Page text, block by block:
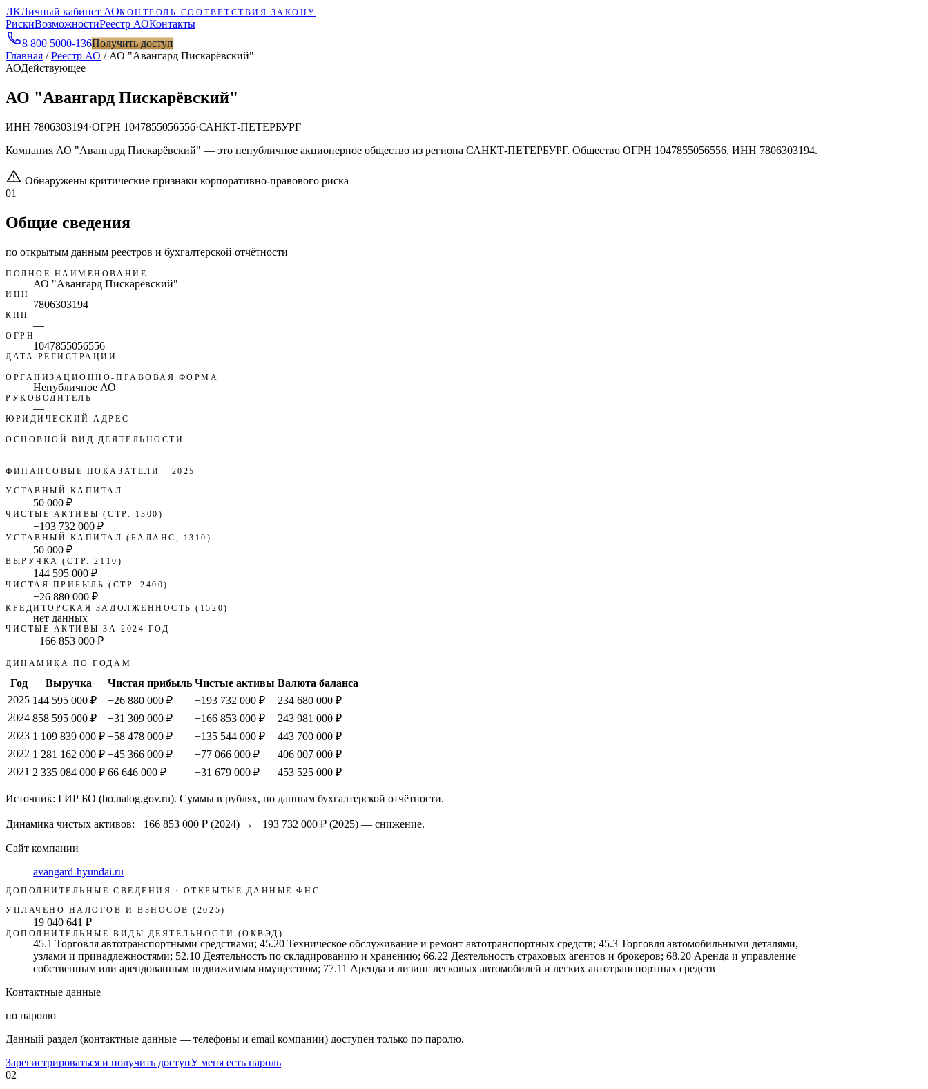
ЛКЛичный кабинет АОКОНТРОЛЬ СООТВЕТСТВИЯ ЗАКОНУ
РискиВозможностиРеестр АОКонтакты
8 800 5000-136Получить доступ
Главная /Реестр АО / АО "Авангард Пискарёвский"
АОДействующее
АО "Авангард Пискарёвский"
ИНН 7806303194·ОГРН 1047855056556·САНКТ-ПЕТЕРБУРГ
Компания АО "Авангард Пискарёвский" — это непубличное акционерное общество из региона САНКТ-ПЕТЕРБУРГ. Общество ОГРН 1047855056556, ИНН 7806303194.
Обнаружены критические признаки корпоративно-правового риска
01
Общие сведения
по открытым данным реестров и бухгалтерской отчётности
ПОЛНОЕ НАИМЕНОВАНИЕ
АО "Авангард Пискарёвский"
ИНН
7806303194
КПП
—
ОГРН
1047855056556
ДАТА РЕГИСТРАЦИИ
—
ОРГАНИЗАЦИОННО-ПРАВОВАЯ ФОРМА
Непубличное АО
РУКОВОДИТЕЛЬ
—
ЮРИДИЧЕСКИЙ АДРЕС
—
ОСНОВНОЙ ВИД ДЕЯТЕЛЬНОСТИ
—
ФИНАНСОВЫЕ ПОКАЗАТЕЛИ · 2025
УСТАВНЫЙ КАПИТАЛ
50 000 ₽
ЧИСТЫЕ АКТИВЫ (СТР. 1300)
−193 732 000 ₽
УСТАВНЫЙ КАПИТАЛ (БАЛАНС, 1310)
50 000 ₽
ВЫРУЧКА (СТР. 2110)
144 595 000 ₽
ЧИСТАЯ ПРИБЫЛЬ (СТР. 2400)
−26 880 000 ₽
КРЕДИТОРСКАЯ ЗАДОЛЖЕННОСТЬ (1520)
нет данных
ЧИСТЫЕ АКТИВЫ ЗА 2024 ГОД
−166 853 000 ₽
ДИНАМИКА ПО ГОДАМ
Год Выручка Чистая прибыль Чистые активы Валюта баланса
2025 144 595 000 ₽ −26 880 000 ₽ −193 732 000 ₽
234 680 000 ₽
2024 858 595 000 ₽ −31 309 000 ₽ −166 853 000 ₽
243 981 000 ₽
2023 1 109 839 000 ₽ −58 478 000 ₽ −135 544 000 ₽
443 700 000 ₽
2022 1 281 162 000 ₽ −45 366 000 ₽ −77 066 000 ₽
406 007 000 ₽
2021 2 335 084 000 ₽ 66 646 000 ₽ −31 679 000 ₽ 453 525 000 ₽
Источник: ГИР БО (bo.nalog.gov.ru). Суммы в рублях, по данным бухгалтерской отчётности.
Динамика чистых активов: −166 853 000 ₽ (2024) → −193 732 000 ₽ (2025) — снижение.
Сайт компании
avangard-hyundai.ru
ДОПОЛНИТЕЛЬНЫЕ СВЕДЕНИЯ · ОТКРЫТЫЕ ДАННЫЕ ФНС
УПЛАЧЕНО НАЛОГОВ И ВЗНОСОВ (2025)
19 040 641 ₽
ДОПОЛНИТЕЛЬНЫЕ ВИДЫ ДЕЯТЕЛЬНОСТИ (ОКВЭД)
45.1 Торговля автотранспортными средствами; 45.20 Техническое обслуживание и ремонт автотранспортных средств; 45.3 Торговля автомобильными деталями,
узлами и принадлежностями; 52.10 Деятельность по складированию и хранению; 66.22 Деятельность страховых агентов и брокеров; 68.20 Аренда и управление
собственным или арендованным недвижимым имуществом; 77.11 Аренда и лизинг легковых автомобилей и легких автотранспортных средств
Контактные данные
по паролю
Данный раздел (контактные данные — телефоны и email компании) доступен только по паролю.
Зарегистрироваться и получить доступУ меня есть пароль
02